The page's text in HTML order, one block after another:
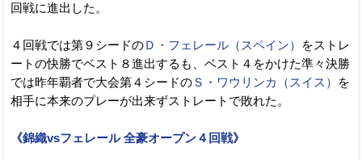
回戦に進出した。
４回戦では第９シードのＤ・フェレール（スペイン）
をストレ
ートの快勝でベスト８進出するも、ベスト４をかけた準々決勝
では昨年覇者で大会第４シードのＳ・ワウリンカ（スイス）
を
相手に本来のプレーが出来ずストレートで敗れた。
《錦織vsフェレール 全豪オープン４回戦》